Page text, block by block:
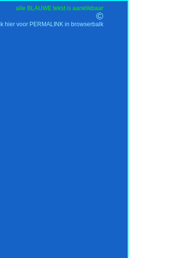
alle BLAUWE tekst is aanklikbaar
hier voor PERMALINK in browserbalk
©